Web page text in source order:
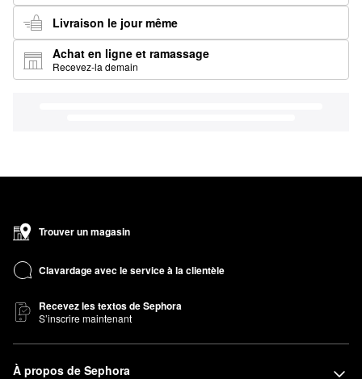
Livraison le jour même
Achat en ligne et ramassage
Recevez-la demain
Trouver un magasin
Clavardage avec le service à la clientèle
Recevez les textos de Sephora
S’inscrire maintenant
À propos de Sephora